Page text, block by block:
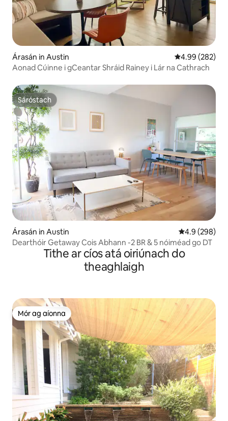
Árasán in Austin Meánrátáil
4.99 (282)
Aonad Cúinne i gCeantar Shráid Rainey i Lár na Cathrach
Sáróstach
Sáróstach
Árasán in Austin Meánrátáil
4.9 (298)
Dearthóir Getaway Cois Abhann -2 BR & 5 nóiméad go DT
Tithe ar cíos atá oiriúnach do
theaghlaigh
Mór ag aíonna
Mór ag aíonna